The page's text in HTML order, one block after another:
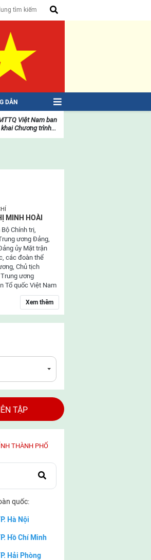
DẪN
Việt Nam ban
Chương trình...
MINH HOÀI
Bộ Chính trị,
ương Đảng,
ủy Mặt trận
các đoàn thể
Chủ tịch
Trung ương
Tổ quốc Việt Nam
Xem thêm
TẬP
THÀNH PHỐ
quốc:
Hà Nội
Hồ Chí Minh
Hải Phòng